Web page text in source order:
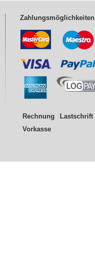
Zahlungsmöglichkeiten
Rechnung
Lastschrift
Vorkasse